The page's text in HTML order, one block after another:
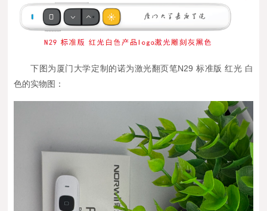
下图为 厦门大学定制的诺为激光翻页笔N29 标准版 红光 白
色的实物图：